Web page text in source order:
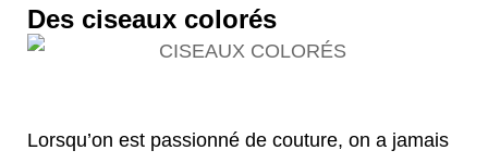
Des ciseaux colorés
Lorsqu’on est passionné de couture, on a jamais